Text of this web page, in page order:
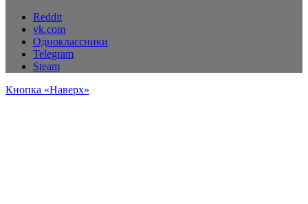
Reddit
vk.com
Одноклассники
Telegram
Steam
Кнопка «Наверх»